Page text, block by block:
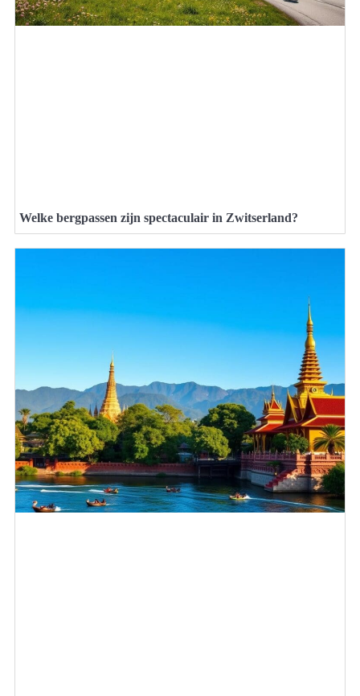
Welke bergpassen zijn spectaculair in Zwitserland?